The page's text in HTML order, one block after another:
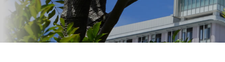
学
部
・